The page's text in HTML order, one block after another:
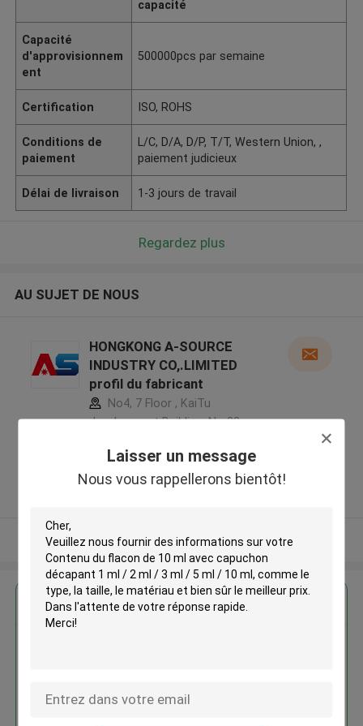
Laisser un message
Nous vous rappellerons bientôt!
capacité
Capacité
d'approvisionnem
ent
500000pcs par semaine
Certification ISO, ROHS
Conditions de
paiement
L/C, D/A, D/P, T/T, Western Union, ,
paiement judicieux
Délai de livraison 1-3 jours de travail
Regardez plus
AU SUJET DE NOUS
HONGKONG A-SOURCE
INDUSTRY CO,.LIMITED
profil du fabricant
No4, 7 Floor , KaiTu
development Building, No 33
,Chine
5.0
Regardez plus